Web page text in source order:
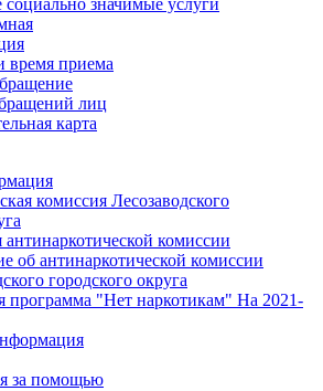
значимые услуги
время приема
лиц
карта
комиссия Лесозаводского
антинаркотической комиссии
об антинаркотической комиссии
городского округа
программа "Нет наркотикам" На 2021-
за помощью